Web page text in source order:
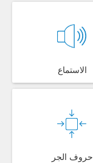
الاستماع
حروف الجر